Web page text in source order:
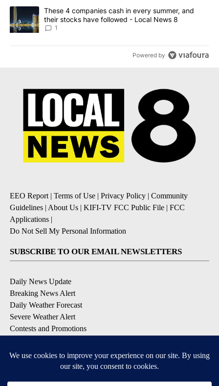
A trending article titled "These 4 companies cash in every
These 4 companies cash in every summer, and
their stocks have followed - Local News 8
1
Powered by
EEO Report| Terms of Use | Privacy Policy | Community
Guidelines | About Us | KIFI-TV FCC Public File | FCC
Applications |
Do Not Sell My Personal Information
SUBSCRIBE TO OUR EMAIL NEWSLETTERS
Daily News Update
Breaking News Alert
Daily Weather Forecast
Severe Weather Alert
Contests and Promotions